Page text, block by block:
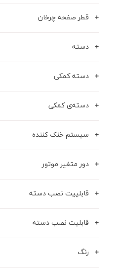
قطر صفحه چرخان
دسته
دسته کمکی
دسته‌ی کمکی
سیستم خنک کننده
دور متغیر موتور
قابلییت نصب دسته
قابلیت نصب دسته
رنگ